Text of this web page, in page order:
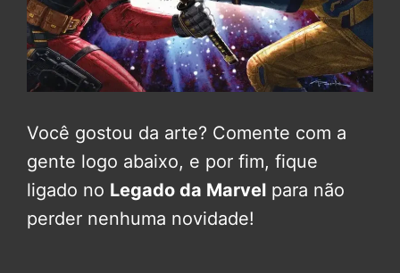
Você gostou da arte? Comente com a
gente logo abaixo, e por fim, fique
ligado no Legado da Marvel para não
perder nenhuma novidade!